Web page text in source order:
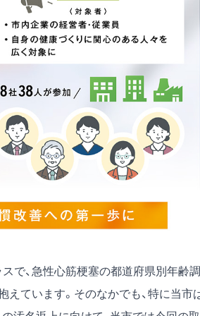
で、急性心筋梗塞の都道府県別年齢
ています。そのなかでも、特に当市